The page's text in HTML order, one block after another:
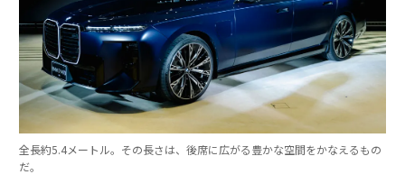
全長約5.4メートル。その長さは、後席に広がる豊かな空間をかなえるもの
だ。